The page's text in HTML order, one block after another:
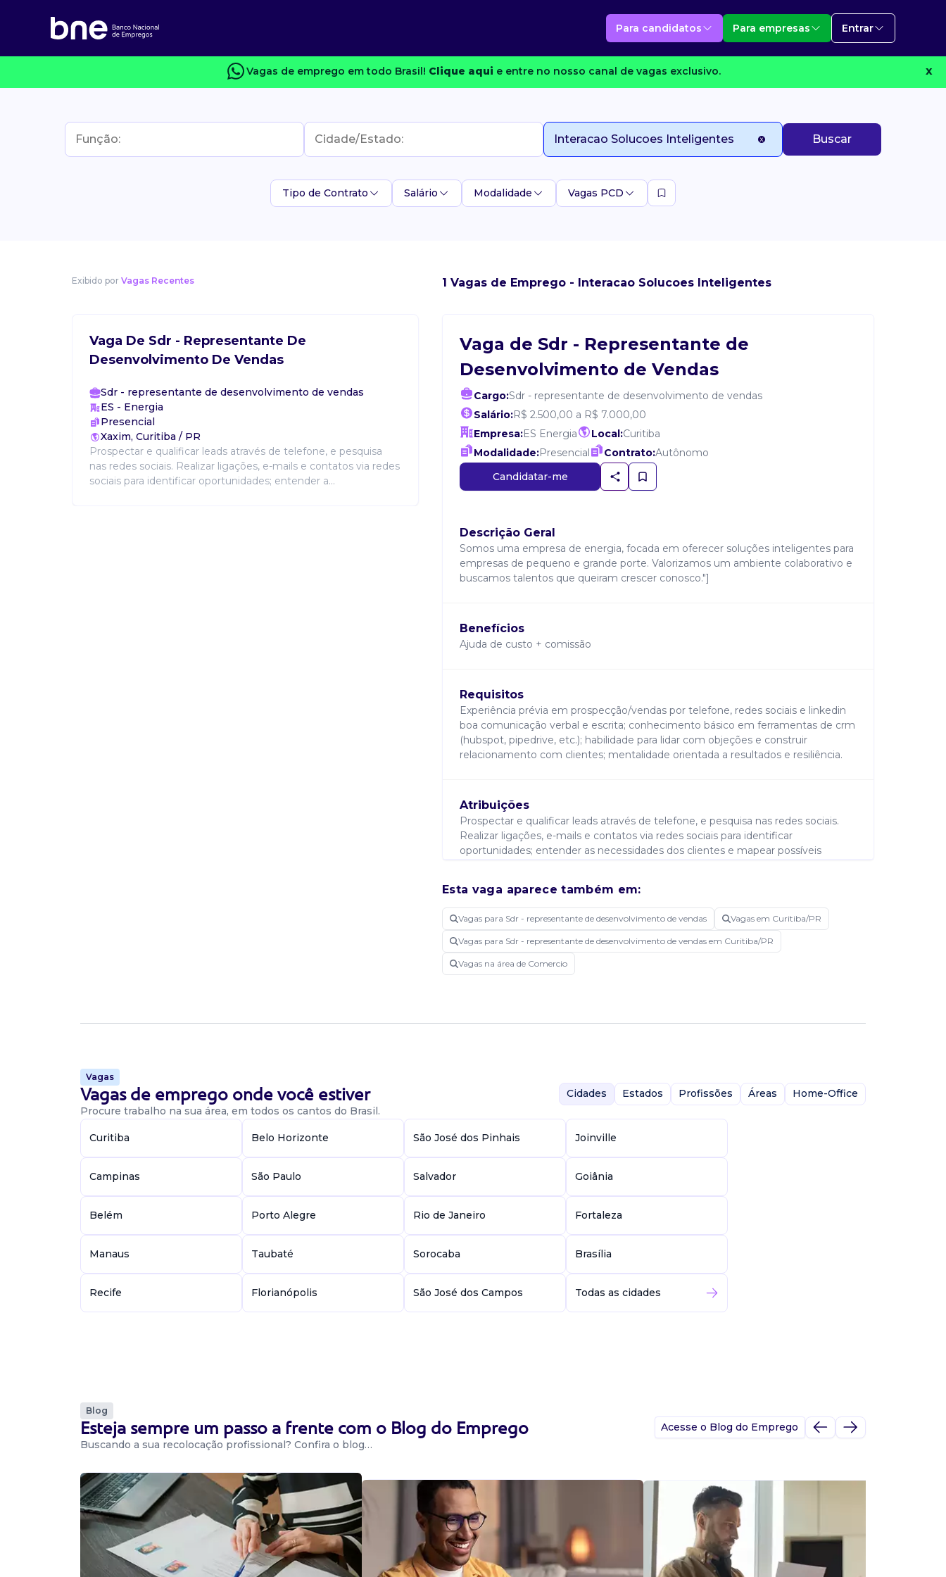
Para candidatos Para empresas Entrar
Vagas de emprego em todo Brasil! Clique aqui e entre no nosso canal de vagas exclusivo. X
Buscar
Tipo de Contrato Salário Modalidade Vagas PCD
Exibido por Vagas Recentes 1 Vagas de Emprego - Interacao Solucoes Inteligentes
Vaga De Sdr - Representante De
Desenvolvimento De Vendas
Sdr - representante de desenvolvimento de vendas
ES - Energia
Presencial
Xaxim, Curitiba / PR
Prospectar e qualificar leads através de telefone, e pesquisa
nas redes sociais. Realizar ligações, e-mails e contatos via redes
sociais para identificar oportunidades; entender a...
Vaga de Sdr - Representante de
Desenvolvimento de Vendas
Cargo:Sdr - representante de desenvolvimento de vendas
Salário:R$ 2.500,00 a R$ 7.000,00
Empresa:ES Energia Local:Curitiba
Modalidade:Presencial Contrato:Autônomo
Candidatar-me
Descrição Geral
Somos uma empresa de energia, focada em oferecer soluções inteligentes para
empresas de pequeno e grande porte. Valorizamos um ambiente colaborativo e
buscamos talentos que queiram crescer conosco."]
Benefícios
Ajuda de custo + comissão
Requisitos
Experiência prévia em prospecção/vendas por telefone, redes sociais e linkedin
boa comunicação verbal e escrita; conhecimento básico em ferramentas de crm
(hubspot, pipedrive, etc.); habilidade para lidar com objeções e construir
relacionamento com clientes; mentalidade orientada a resultados e resiliência.
Atribuições
Prospectar e qualificar leads através de telefone, e pesquisa nas redes sociais.
Realizar ligações, e-mails e contatos via redes sociais para identificar
oportunidades; entender as necessidades dos clientes e mapear possíveis
conjunto com a equipe de marketing para aprimorar estratégias de geração de
leads.
Candidatar-me
Esta vaga aparece também em:
Vagas para Sdr - representante de desenvolvimento de vendas Vagas em Curitiba/PR
Vagas para Sdr - representante de desenvolvimento de vendas em Curitiba/PR
Vagas na área de Comercio
Vagas
Vagas de emprego onde você estiver
Procure trabalho na sua área, em todos os cantos do Brasil.
Cidades Estados Profissões Áreas Home-Office
Curitiba Belo Horizonte São José dos Pinhais Joinville
Campinas São Paulo Salvador Goiânia
Belém Porto Alegre Rio de Janeiro Fortaleza
Manaus Taubaté Sorocaba Brasília
Recife Florianópolis São José dos Campos Todas as cidades
Blog
Esteja sempre um passo a frente com o Blog do Emprego
Buscando a sua recolocação profissional? Confira o blog…
Acesse o Blog do Emprego